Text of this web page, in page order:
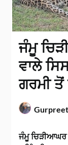
ਜੰਮੂ
ਵਾਲੇ
ਗਰਮੀ
ਜੰਮੂ ਚਿੜੀਆਘਰ